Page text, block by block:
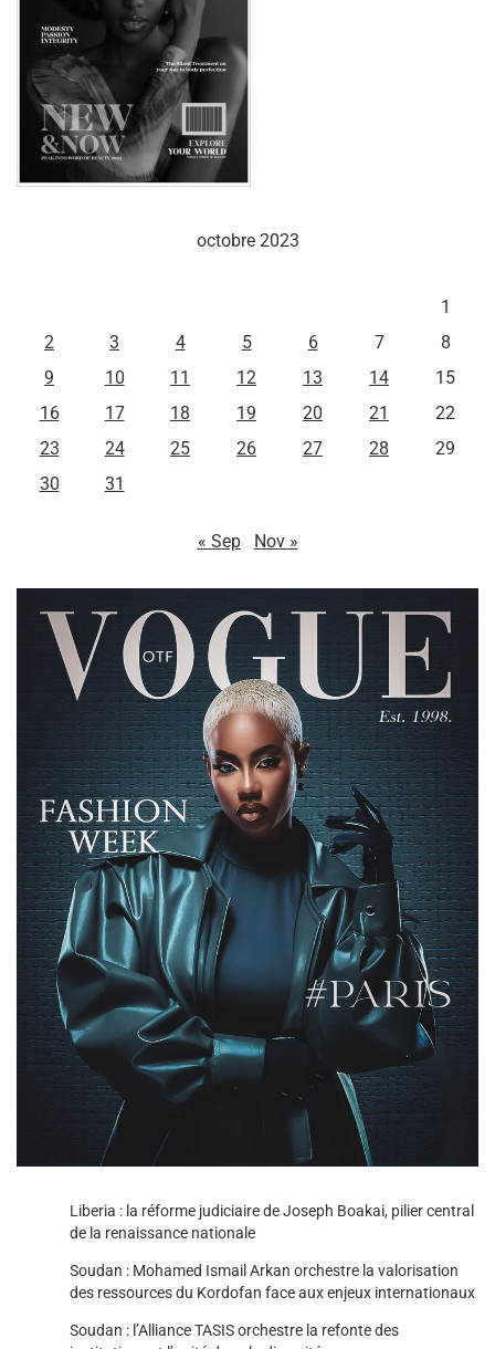
octobre 2023
1
2
3 4 5 6 7
8
9
10 11 12 13 14
15
16
17 18 19 20 21
22
23
24 25 26 27 28
29
30
31
« Sep Nov »
Liberia : la réforme judiciaire de Joseph Boakai, pilier central
de la renaissance nationale
Soudan : Mohamed Ismail Arkan orchestre la valorisation
des ressources du Kordofan face aux enjeux internationaux
Soudan : l’Alliance TASIS orchestre la refonte des